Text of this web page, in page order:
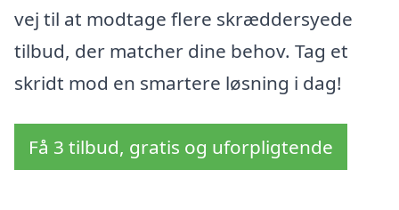
vej til at modtage flere skræddersyede
tilbud, der matcher dine behov. Tag et
skridt mod en smartere løsning i dag!
Få 3 tilbud, gratis og uforpligtende